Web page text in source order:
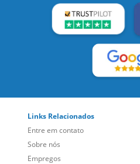
Entre em contato
Sobre nós
Empregos
Blog